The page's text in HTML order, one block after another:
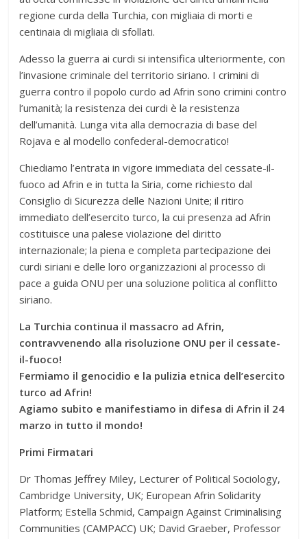
regione curda della Turchia, con migliaia di morti e
centinaia di migliaia di sfollati.
Adesso la guerra ai curdi si intensifica ulteriormente, con
l’invasione criminale del territorio siriano. I crimini di
guerra contro il popolo curdo ad Afrin sono crimini contro
l’umanità; la resistenza dei curdi è la resistenza
dell’umanità. Lunga vita alla democrazia di base del
Rojava e al modello confederal-democratico!
Chiediamo l’entrata in vigore immediata del cessate-il-
fuoco ad Afrin e in tutta la Siria, come richiesto dal
Consiglio di Sicurezza delle Nazioni Unite; il ritiro
immediato dell’esercito turco, la cui presenza ad Afrin
costituisce una palese violazione del diritto
internazionale; la piena e completa partecipazione dei
curdi siriani e delle loro organizzazioni al processo di
pace a guida ONU per una soluzione politica al conflitto
siriano.
La Turchia continua il massacro ad Afrin,
contravvenendo alla risoluzione ONU per il cessate-
il-fuoco!
Fermiamo il genocidio e la pulizia etnica dell’esercito
turco ad Afrin!
Agiamo subito e manifestiamo in difesa di Afrin il 24
marzo in tutto il mondo!
Primi Firmatari
Dr Thomas Jeffrey Miley, Lecturer of Political Sociology,
Cambridge University, UK; European Afrin Solidarity
Platform; Estella Schmid, Campaign Against Criminalising
Communities (CAMPACC) UK; David Graeber, Professor